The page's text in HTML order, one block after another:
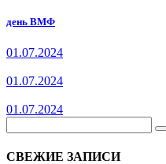
день ВМФ
01.07.2024
01.07.2024
01.07.2024
СВЕЖИЕ ЗАПИСИ